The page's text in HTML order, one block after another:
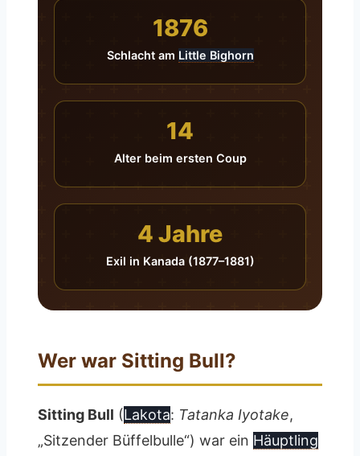
1876
Schlacht am Little Bighorn
14
Alter beim ersten Coup
4 Jahre
Exil in Kanada (1877–1881)
Wer war Sitting Bull?
Sitting Bull (Lakota: Tatanka Iyotake,
„Sitzender Büffelbulle“) war ein Häuptling